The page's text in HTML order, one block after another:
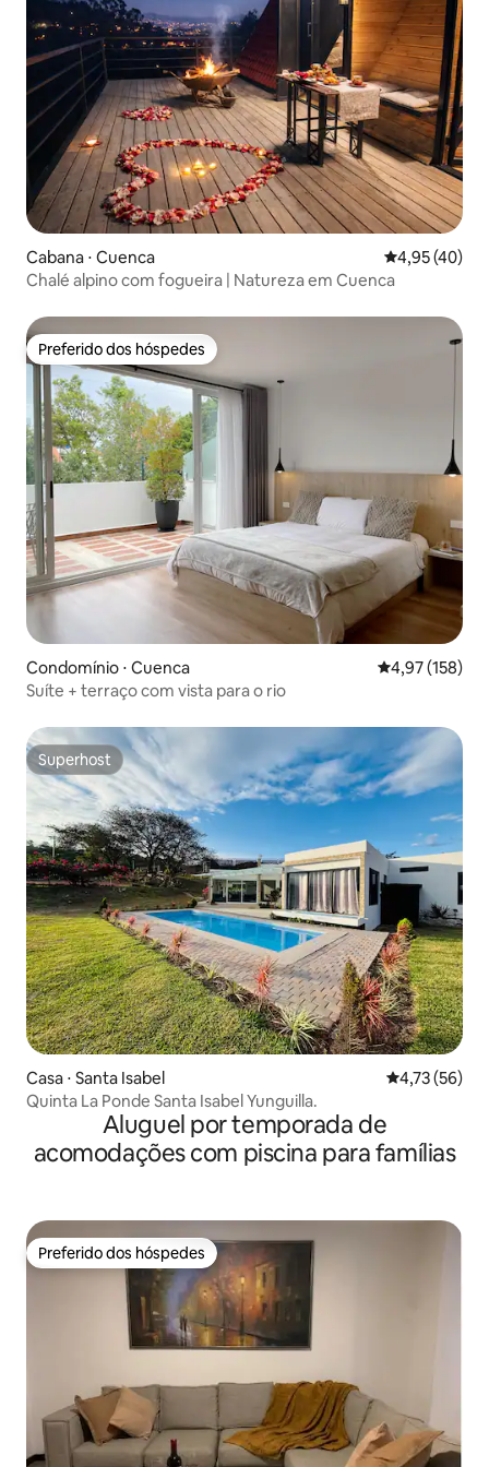
Cabana ⋅ Cuenca 4,95 de uma
4,95 (40)
Chalé alpino com fogueira | Natureza em Cuenca
Preferido dos hóspedes
Preferido dos hóspedes
Condomínio ⋅ Cuenca 4,97 de uma
4,97 (158)
Suíte + terraço com vista para o rio
Superhost
Superhost
Casa ⋅ Santa Isabel 4,73 de uma
4,73 (56)
Quinta La Ponde Santa Isabel Yunguilla.
Aluguel por temporada de
acomodações com piscina para famílias
Preferido dos hóspedes
Preferido dos hóspedes